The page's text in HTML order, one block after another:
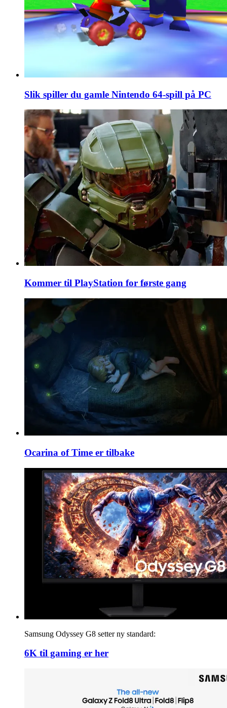
Slik spiller du gamle Nintendo 64-spill på PC
Kommer til PlayStation for første gang
Ocarina of Time er tilbake
Samsung Odyssey G8 setter ny standard:
6K til gaming er her